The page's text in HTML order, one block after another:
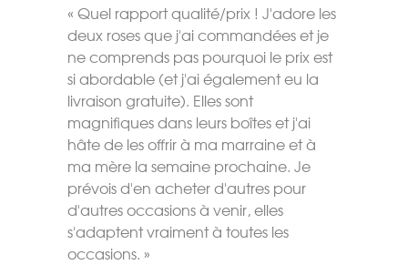
« Quel rapport qualité/prix ! J'adore les
deux roses que j'ai commandées et je
ne comprends pas pourquoi le prix est
si abordable (et j'ai également eu la
livraison gratuite). Elles sont
magnifiques dans leurs boîtes et j'ai
hâte de les offrir à ma marraine et à
ma mère la semaine prochaine. Je
prévois d'en acheter d'autres pour
d'autres occasions à venir, elles
s'adaptent vraiment à toutes les
occasions. »